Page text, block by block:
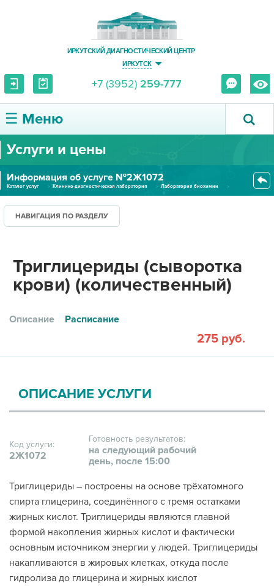
ИРКУТСКИЙ ДИАГНОСТИЧЕСКИЙ ЦЕНТР
ИРКУТСК
+7 (3952) 259-777
☰ Меню
О ЦЕНТРЕ
УСЛУГИ И ЦЕНЫ
ПАЦИЕНТУ
ПРАВОВАЯ ИНФОРМАЦИЯ
Услуги и цены
Информация об услуге №2Ж1072
Каталог услуг Клинико-диагностическая лаборатория
Лаборатория биохимии
НАВИГАЦИЯ ПО РАЗДЕЛУ
Триглицериды (сыворотка
крови) (количественный)
Описание Расписание
275 руб.
ОПИСАНИЕ УСЛУГИ
Код услуги:
2Ж1072
Готовность результатов:
на следующий рабочий
день, после 15:00
Триглицериды – построены на основе трёхатомного
спирта глицерина, соединённого с тремя остатками
жирных кислот. Триглицериды являются главной
формой накопления жирных кислот и фактически
основным источником энергии у людей. Триглицериды
накапливаются в жировых клетках, откуда после
гидролиза до глицерина и жирных кислот